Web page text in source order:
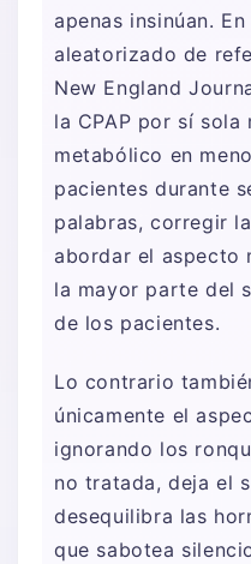
apenas insinúan.
aleatorizado de
New England
la CPAP por sí
metabólico en
pacientes durante
palabras, corregir
abordar el aspecto
la mayor parte del
de los pacientes.
Lo contrario
únicamente el
ignorando los
no tratada, deja el
desequilibra las
que sabotea